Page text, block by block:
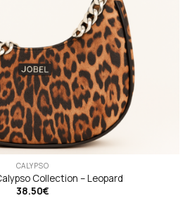
CALYPSO
Collection – Leopard
38.50€